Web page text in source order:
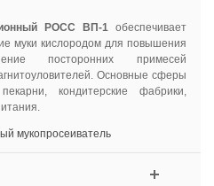
РОСС ВП-1 обеспечивает
муки кислородом для повышения
посторонних примесей
Основные сферы
кондитерские фабрики,
мукопросеиватель